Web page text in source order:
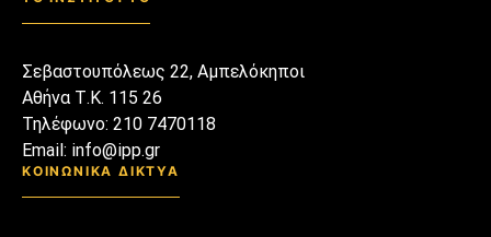
Σεβαστουπόλεως 22, Αμπελόκηποι
Αθήνα Τ.Κ. 115 26
Τηλέφωνο: 210 7470118
Email: info@ipp.gr
ΚΟΙΝΩΝΙΚΑ ΔΙΚΤΥΑ